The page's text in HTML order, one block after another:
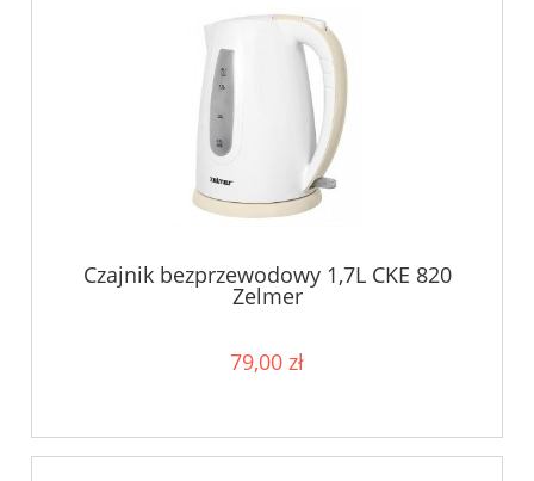
Czajnik bezprzewodowy 1,7L CKE 820
Zelmer
79,00 zł